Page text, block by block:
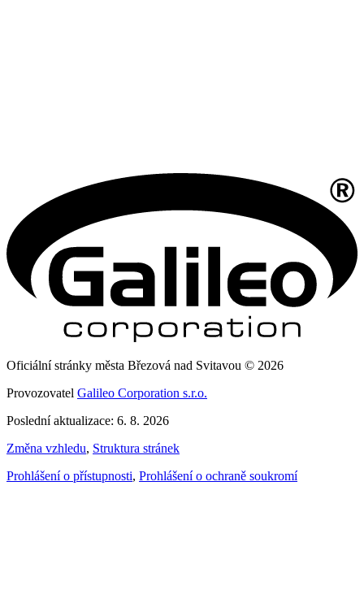
Oficiální stránky města Březová nad Svitavou © 2026
Provozovatel Galileo Corporation s.r.o.
Poslední aktualizace: 6. 8. 2026
Změna vzhledu, Struktura stránek
Prohlášení o přístupnosti, Prohlášení o ochraně soukromí